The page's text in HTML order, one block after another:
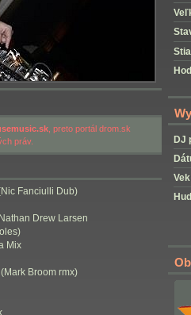
, preto portál drom.sk
práv.
Fanciulli Dub)
Drew Larsen
Mix
Broom rmx)
DJ